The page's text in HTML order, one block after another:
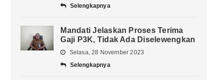
Selengkapnya
Mandati Jelaskan Proses Terima
Gaji P3K, Tidak Ada Diselewengkan
Selasa, 28 November 2023
Selengkapnya